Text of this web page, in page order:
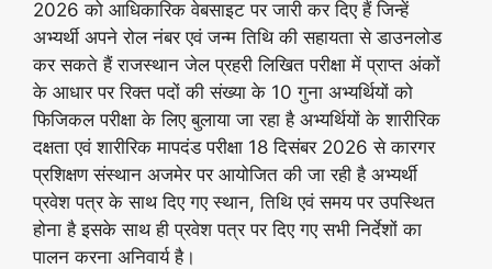
2026 को आधिकारिक वेबसाइट पर जारी कर दिए हैं जिन्हें
अभ्यर्थी अपने रोल नंबर एवं जन्म तिथि की सहायता से डाउनलोड
कर सकते हैं राजस्थान जेल प्रहरी लिखित परीक्षा में प्राप्त अंकों
के आधार पर रिक्त पदों की संख्या के 10 गुना अभ्यर्थियों को
फिजिकल परीक्षा के लिए बुलाया जा रहा है अभ्यर्थियों के शारीरिक
दक्षता एवं शारीरिक मापदंड परीक्षा 18 दिसंबर 2026 से कारगर
प्रशिक्षण संस्थान अजमेर पर आयोजित की जा रही है अभ्यर्थी
प्रवेश पत्र के साथ दिए गए स्थान, तिथि एवं समय पर उपस्थित
होना है इसके साथ ही प्रवेश पत्र पर दिए गए सभी निर्देशों का
पालन करना अनिवार्य है।